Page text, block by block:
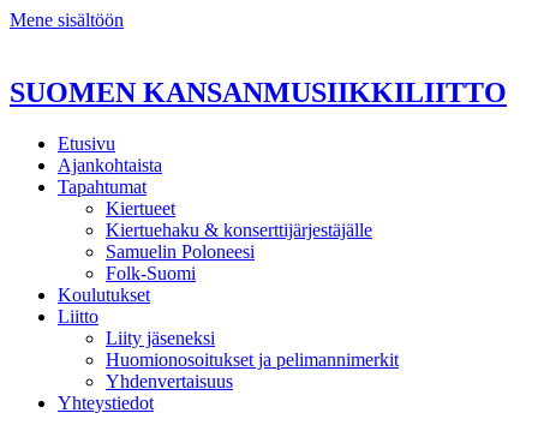
Mene sisältöön
SUOMEN KANSANMUSIIKKILIITTO
Etusivu
Ajankohtaista
Tapahtumat
Kiertueet
Kiertuehaku & konserttijärjestäjälle
Samuelin Poloneesi
Folk-Suomi
Koulutukset
Liitto
Liity jäseneksi
Huomionosoitukset ja pelimannimerkit
Yhdenvertaisuus
Yhteystiedot